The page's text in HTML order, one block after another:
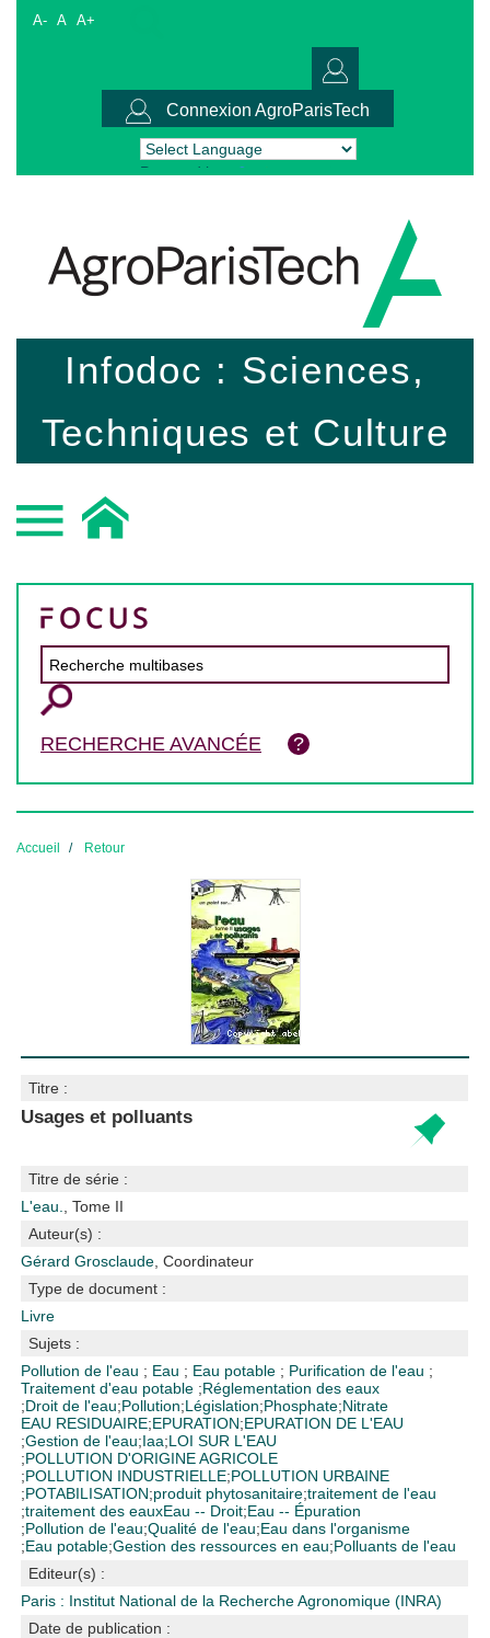
A- A A+
Connexion AgroParisTech
Powered by Translate
Infodoc : Sciences,
Techniques et Culture
RECHERCHE AVANCÉE
Accueil Retour
Titre :
Usages et polluants
Titre de série :
L'eau.
, Tome II
Auteur(s) :
Gérard Grosclaude , Coordinateur
Type de document :
Livre
Sujets :
Pollution de l'eau ; Eau ; Eau potable ; Purification de l'eau ;
Traitement d'eau potable ;Réglementation des eaux
;Droit de l'eau;Pollution;Législation;Phosphate;Nitrate
EAU RESIDUAIRE;EPURATION;EPURATION DE L'EAU
;Gestion de l'eau;Iaa;LOI SUR L'EAU
;POLLUTION D'ORIGINE AGRICOLE
;POLLUTION INDUSTRIELLE;POLLUTION URBAINE
;POTABILISATION;produit phytosanitaire;traitement de l'eau
;traitement des eauxEau -- Droit;Eau -- Épuration
;Pollution de l'eau;Qualité de l'eau;Eau dans l'organisme
;Eau potable;Gestion des ressources en eau;Polluants de l'eau
Editeur(s) :
Paris : Institut National de la Recherche Agronomique (INRA)
Date de publication :